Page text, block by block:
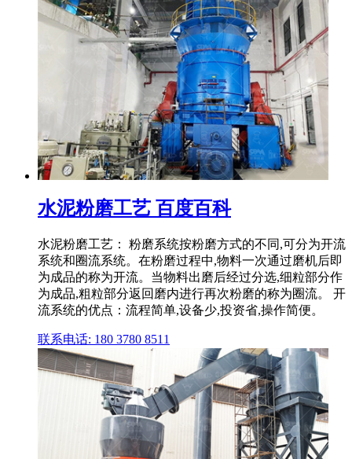
水泥粉磨工艺 百度百科
水泥粉磨工艺： 粉磨系统按粉磨方式的不同,可分为开流
系统和圈流系统。在粉磨过程中,物料一次通过磨机后即
为成品的称为开流。当物料出磨后经过分选,细粒部分作
为成品,粗粒部分返回磨内进行再次粉磨的称为圈流。 开
流系统的优点：流程简单,设备少,投资省,操作简便。
联系电话: 180 3780 8511